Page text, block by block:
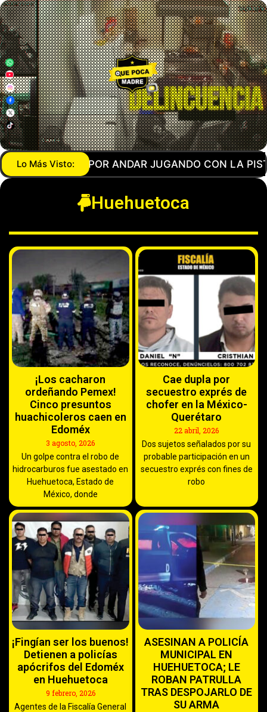
Lo Más Visto:
CON LA PISTOLA… AGENTE DE LA GUARDIA
Huehuetoca
¡Los cacharon
ordeñando Pemex!
Cinco presuntos
huachicoleros caen en
Edoméx
3 agosto, 2026
Un golpe contra el robo de
hidrocarburos fue asestado en
Huehuetoca, Estado de
México, donde
Cae dupla por
secuestro exprés de
chofer en la México-
Querétaro
22 abril, 2026
Dos sujetos señalados por su
probable participación en un
secuestro exprés con fines de
robo
¡Fingían ser los buenos!
Detienen a policías
apócrifos del Edoméx
en Huehuetoca
9 febrero, 2026
Agentes de la Fiscalía General
ASESINAN A POLICÍA
MUNICIPAL EN
HUEHUETOCA; LE
ROBAN PATRULLA
TRAS DESPOJARLO DE
SU ARMA